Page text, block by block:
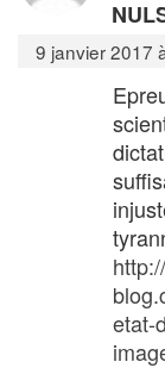
9 janvier 2017
etat-